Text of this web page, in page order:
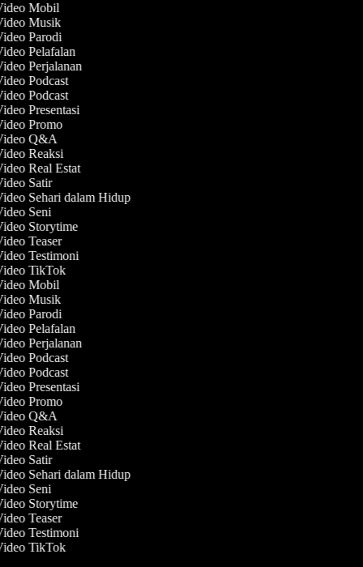
Mobil
Musik
Parodi
Pelafalan
Perjalanan
Podcast
Podcast
Presentasi
Promo
Q&A
Reaksi
Real Estat
Satir
Sehari dalam Hidup
Seni
Storytime
Teaser
Testimoni
TikTok
Mobil
Musik
Parodi
Pelafalan
Perjalanan
Podcast
Podcast
Presentasi
Promo
Q&A
Reaksi
Real Estat
Satir
Sehari dalam Hidup
Seni
Storytime
Teaser
Testimoni
TikTok